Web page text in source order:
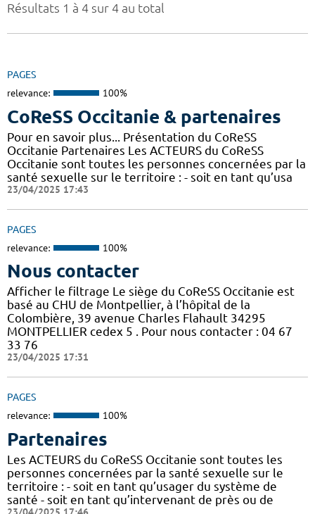
Résultats 1 à 4 sur 4 au total
PAGES
relevance: 100%
CoReSS Occitanie & partenaires
Pour en savoir plus... Présentation du CoReSS
Occitanie Partenaires Les ACTEURS du CoReSS
Occitanie sont toutes les personnes concernées par la
santé sexuelle sur le territoire : - soit en tant qu’usa
23/04/2025 17:43
PAGES
relevance: 100%
Nous contacter
Afficher le filtrage Le siège du CoReSS Occitanie est
basé au CHU de Montpellier, à l’hôpital de la
Colombière, 39 avenue Charles Flahault 34295
MONTPELLIER cedex 5 . Pour nous contacter : 04 67
33 76
23/04/2025 17:31
PAGES
relevance: 100%
Partenaires
Les ACTEURS du CoReSS Occitanie sont toutes les
personnes concernées par la santé sexuelle sur le
territoire : - soit en tant qu’usager du système de
santé - soit en tant qu’intervenant de près ou de